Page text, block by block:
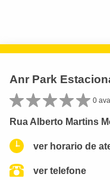
Anr Park
0
Rua Alberto Martins
ver horario de
ver telefone